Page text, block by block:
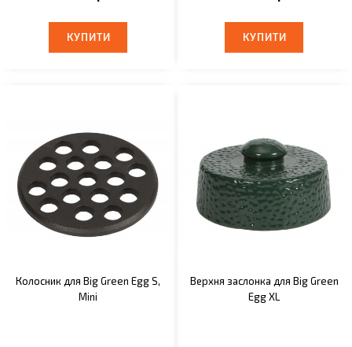
КУПИТИ
КУПИТИ КУПИТИ
КУПИТИ
Колосник для Big Green Egg S,
Mini
Верхня заслонка для Big Green
Egg XL